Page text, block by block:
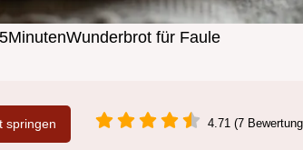
für Faule
springen 4.71 (7